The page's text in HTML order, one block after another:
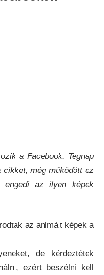
a Facebook. Tegnap
még működött ez
az ilyen képek
az animált képek a
de kérdeztétek
ezért beszélni kell